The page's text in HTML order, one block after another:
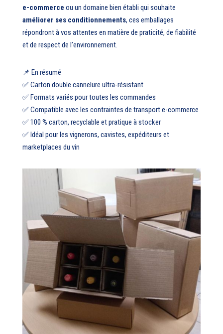
e-commerce ou un domaine bien établi qui souhaite
améliorer ses conditionnements, ces emballages
répondront à vos attentes en matière de praticité, de fiabilité
et de respect de l’environnement.
📌 En résumé
✅ Carton double cannelure ultra-résistant
✅ Formats variés pour toutes les commandes
✅ Compatible avec les contraintes de transport e-commerce
✅ 100 % carton, recyclable et pratique à stocker
✅ Idéal pour les vignerons, cavistes, expéditeurs et
marketplaces du vin